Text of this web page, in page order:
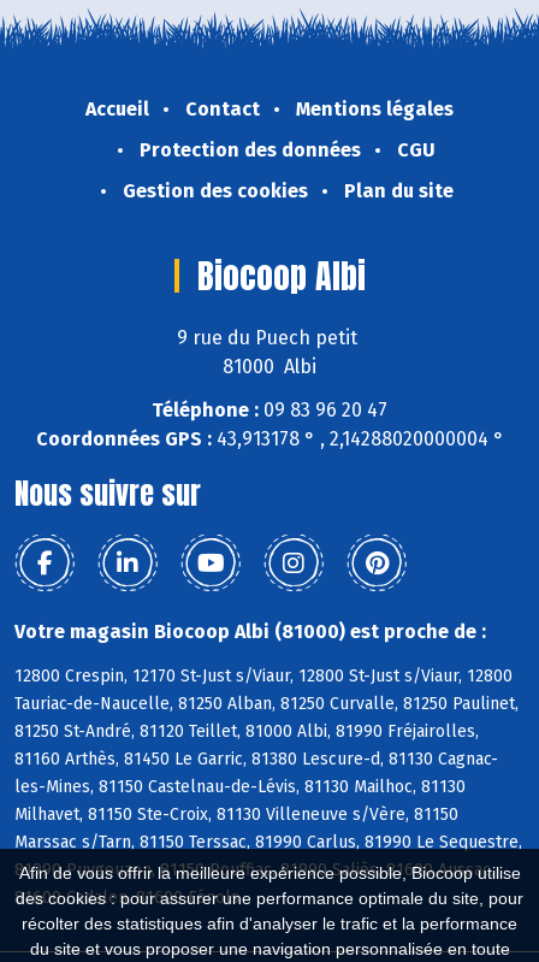
Afin de vous offrir la meilleure expérience possible, Biocoop utilise
des cookies : pour assurer une performance optimale du site, pour
récolter des statistiques afin d'analyser le trafic et la performance
du site et vous proposer une navigation personnalisée en toute
Accueil Contact
Mentions légales
Protection des données
CGU
Gestion des cookies
Plan du site
Biocoop Albi
9 rue du Puech petit
81000 Albi
Téléphone : 09 83 96 20 47
Coordonnées GPS :43,913178 ° , 2,14288020000004 °
Nous suivre sur
Votre magasin Biocoop Albi (81000) est proche de :
12800 Crespin, 12170 St-Just s/Viaur, 12800 St-Just s/Viaur, 12800
Tauriac-de-Naucelle, 81250 Alban, 81250 Curvalle, 81250 Paulinet,
81250 St-André, 81120 Teillet, 81000 Albi, 81990 Fréjairolles,
81160 Arthès, 81450 Le Garric, 81380 Lescure-d, 81130 Cagnac-
les-Mines, 81150 Castelnau-de-Lévis, 81130 Mailhoc, 81130
Milhavet, 81150 Ste-Croix, 81130 Villeneuve s/Vère, 81150
Marssac s/Tarn, 81150 Terssac, 81990 Carlus, 81990 Le Sequestre,
81990 Puygouzon, 81150 Rouffiac, 81990 Saliès, 81600 Aussac,
81600 Cadalen, 81600 Fénols